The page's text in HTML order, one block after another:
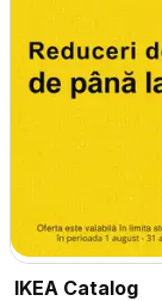
IKEA Catalog